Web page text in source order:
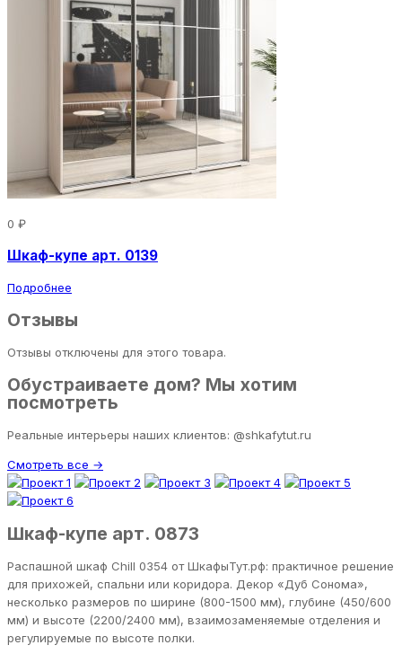
0 ₽
Шкаф-купе арт. 0139
Подробнее
Отзывы
Отзывы отключены для этого товара.
Обустраиваете дом? Мы хотим
посмотреть
Реальные интерьеры наших клиентов: @shkafytut.ru
Смотреть все →
Шкаф-купе арт. 0873
Распашной шкаф Chill 0354 от ШкафыТут.рф: практичное решение
для прихожей, спальни или коридора. Декор «Дуб Сонома»,
несколько размеров по ширине (800-1500 мм), глубине (450/600
мм) и высоте (2200/2400 мм), взаимозаменяемые отделения и
регулируемые по высоте полки.